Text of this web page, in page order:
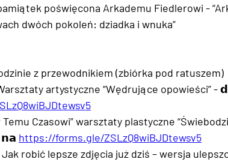
poświęcona Arkademu Fiedlerowi -
dwóch pokoleń: dziadka i wnuka”
z przewodnikiem (zbiórka pod ratuszem)
artystyczne “Wędrujące
Temu Czasowi” warsztaty plastyczne
https://forms.gle/ZSLzQ8wiBJDtewsv5
Jak robić lepsze zdjęcia już dziś – wersja